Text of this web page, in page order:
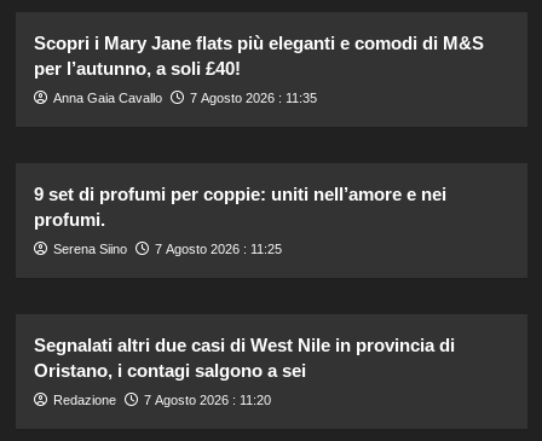
Scopri i Mary Jane flats più eleganti e comodi di M&S
per l’autunno, a soli £40!
Anna Gaia Cavallo 7 Agosto 2026 : 11:35
9 set di profumi per coppie: uniti nell’amore e nei
profumi.
Serena Siino 7 Agosto 2026 : 11:25
Segnalati altri due casi di West Nile in provincia di
Oristano, i contagi salgono a sei
Redazione 7 Agosto 2026 : 11:20